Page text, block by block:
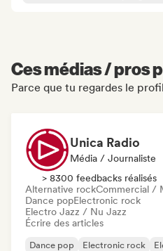
Ces médias / pros
Parce que tu regardes le
Unica Radio
Média / Journaliste
> 8300 feedbacks réalisés
Alternative rockCommercial /
Dance popElectronic rock
Electro Jazz / Nu Jazz
Écrire des articles
Dance pop Electronic rock